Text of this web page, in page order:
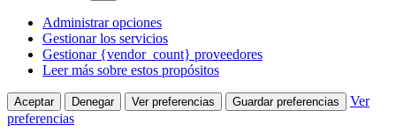
Administrar opciones
Gestionar los servicios
Gestionar {vendor_count} proveedores
Leer más sobre estos propósitos
Aceptar Denegar Ver preferencias Guardar preferencias
Ver
preferencias